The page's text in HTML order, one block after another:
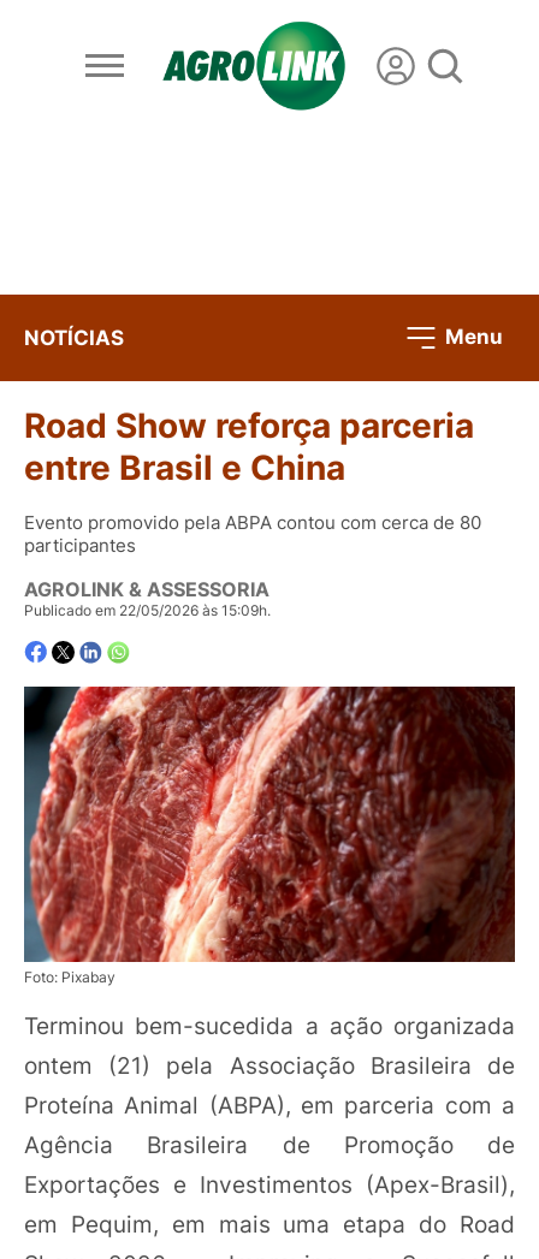
NOTÍCIAS Menu
Road Show reforça parceria
entre Brasil e China
Evento promovido pela ABPA contou com cerca de 80
participantes
AGROLINK & ASSESSORIA
Publicado em 22/05/2026 às 15:09h.
Foto: Pixabay
Terminou bem-sucedida a ação organizada
ontem (21) pela Associação Brasileira de
Proteína Animal (ABPA), em parceria com a
Agência Brasileira de Promoção de
Exportações e Investimentos (Apex-Brasil),
em Pequim, em mais uma etapa do Road